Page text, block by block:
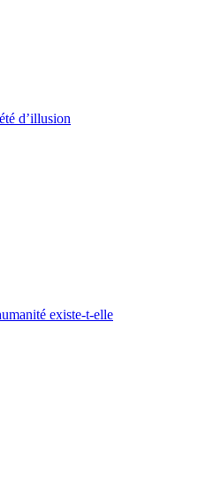
d’illusion
existe-t-elle